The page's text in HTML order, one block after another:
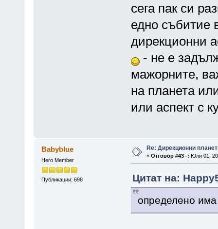
сега пак си
едно събитие
дирекционни
- не е
мажорните,
на планета
или аспект с
Babyblue
Hero Member
Публикации: 698
Re: Дирекционни
« Отговор #43 -: Юли 01,
Цитат на:
определено